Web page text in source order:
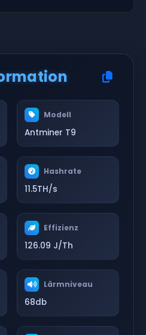
Modell
Antminer T9
Hashrate
11.5TH/s
Effizienz
126.09 J/Th
Lärmniveau
68db